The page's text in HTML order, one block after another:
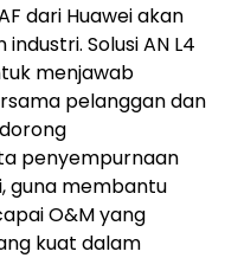
dari Huawei akan
Solusi AN L4
menjawab
pelanggan dan
penyempurnaan
guna membantu
O&M yang
kuat dalam